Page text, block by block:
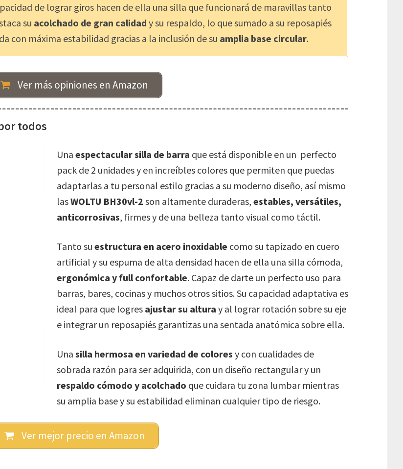
de lograr giros hacen de ella una silla que funcionará de maravillas tanto
su acolchado de gran calidad y su respaldo, lo que sumado a su reposapiés
con máxima estabilidad gracias a la inclusión de su amplia base circular.
Ver más opiniones en Amazon
todos
Una espectacular silla de barra que está disponible en un perfecto
pack de 2 unidades y en increíbles colores que permiten que puedas
adaptarlas a tu personal estilo gracias a su moderno diseño, así mismo
lasWOLTU BH30vl-2 son altamente duraderas, estables, versátiles,
anticorrosivas, firmes y de una belleza tanto visual como táctil.
Tanto su estructura en acero inoxidable como su tapizado en cuero
artificial y su espuma de alta densidad hacen de ella una silla cómoda,
ergonómica y full confortable. Capaz de darte un perfecto uso para
barras, bares, cocinas y muchos otros sitios. Su capacidad adaptativa es
ideal para que logres ajustar su altura y al lograr rotación sobre su eje
e integrar un reposapiés garantizas una sentada anatómica sobre ella.
Una silla hermosa en variedad de colores y con cualidades de
sobrada razón para ser adquirida, con un diseño rectangular y un
respaldo cómodo y acolchado que cuidara tu zona lumbar mientras
su amplia base y su estabilidad eliminan cualquier tipo de riesgo.
Ver mejor precio en Amazon